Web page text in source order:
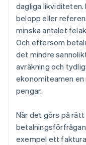
dagliga likviditeten.
belopp eller
minska antalet
Och eftersom
det mindre
avräkning och
ekonomiteamen
pengar.
När det görs på
exempel ett